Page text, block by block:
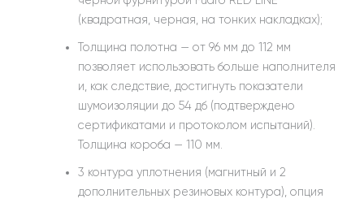
(квадратная, черная, на тонких накладках);
Толщина полотна — от 96 мм до 112 мм
позволяет использовать больше наполнителя
и, как следствие, достигнуть показатели
шумоизоляции до 54 дб (подтверждено
сертификатами и протоколом испытаний).
Толщина короба — 110 мм.
3 контура уплотнения (магнитный и 2
дополнительных резиновых контура), опция